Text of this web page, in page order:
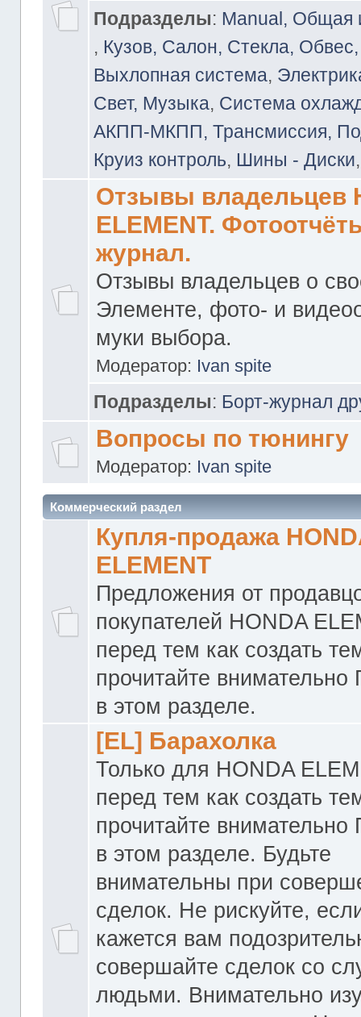
Подразделы: Manual,
, Кузов, Салон, Стекла,
Выхлопная система,
Свет, Музыка, Система
АКПП-МКПП, Трансмиссия,
Круиз контроль, Шины - Диски
Отзывы владельцев
ELEMENT.
журнал.
Отзывы владельцев о
Элементе, фото- и
муки выбора.
Модератор: Ivan spite
Подразделы: Борт-журнал
Вопросы по тюнингу
Модератор: Ivan spite
Коммерческий раздел
Купля-продажа
ELEMENT
Предложения от
покупателей HONDA
перед тем как создать
прочитайте
в этом разделе.
[EL] Барахолка
Только для HONDA
перед тем как создать
прочитайте
в этом разделе. Будьте
внимательны при
сделок. Не рискуйте,
кажется вам
совершайте сделок со
людьми. Внимательно